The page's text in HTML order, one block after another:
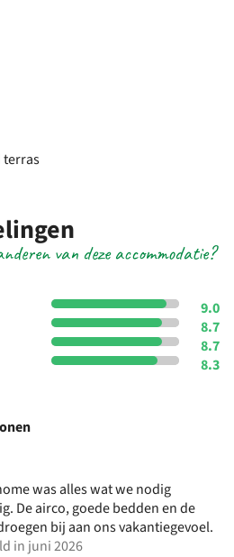
terras
van deze accommodatie?
9.0
8.7
8.7
8.3
was alles wat we nodig
De airco, goede bedden en de
bij aan ons vakantiegevoel.
in juni 2026